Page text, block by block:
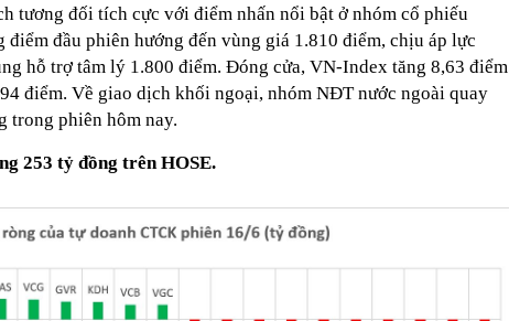
tương đối tích cực với điểm nhấn nổi bật ở nhóm cổ phiếu
điểm đầu phiên hướng đến vùng giá 1.810 điểm, chịu áp lực
hỗ trợ tâm lý 1.800 điểm. Đóng cửa, VN-Index tăng 8,63 điểm
điểm. Về giao dịch khối ngoại, nhóm NĐT nước ngoài quay
trong phiên hôm nay.
253 tỷ đồng trên HOSE.